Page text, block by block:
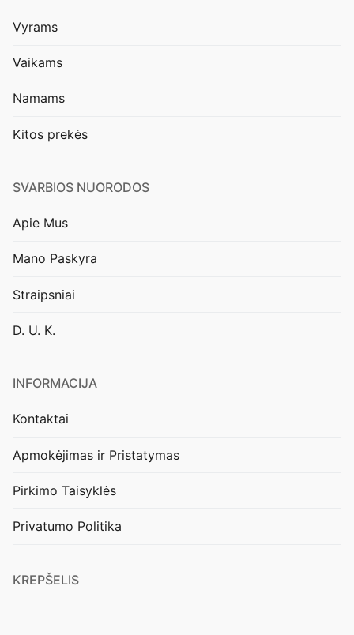
Vyrams
Vaikams
Namams
Kitos prekės
SVARBIOS NUORODOS
Apie Mus
Mano Paskyra
Straipsniai
D. U. K.
INFORMACIJA
Kontaktai
Apmokėjimas ir Pristatymas
Pirkimo Taisyklės
Privatumo Politika
KREPŠELIS